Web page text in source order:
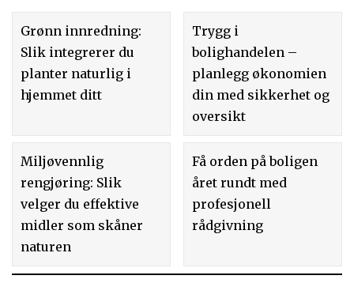
Grønn innredning:
Slik integrerer du
planter naturlig i
hjemmet ditt
Trygg i
bolighandelen –
planlegg økonomien
din med sikkerhet og
oversikt
Miljøvennlig
rengjøring: Slik
velger du effektive
midler som skåner
naturen
Få orden på boligen
året rundt med
profesjonell
rådgivning